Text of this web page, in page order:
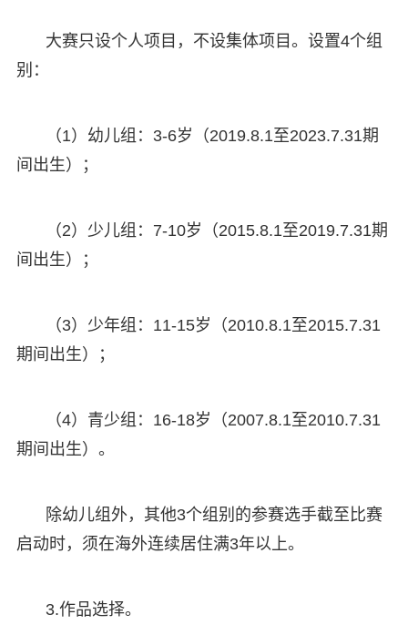
大赛只设个人项目，不设集体项目。设置4个组
别：
（1）幼儿组：3-6岁（2019.8.1至2023.7.31期
间出生）；
（2）少儿组：7-10岁（2015.8.1至2019.7.31期
间出生）；
（3）少年组：11-15岁（2010.8.1至2015.7.31
期间出生）；
（4）青少组：16-18岁（2007.8.1至2010.7.31
期间出生）。
除幼儿组外，其他3个组别的参赛选手截至比赛
启动时，须在海外连续居住满3年以上。
3.作品选择。